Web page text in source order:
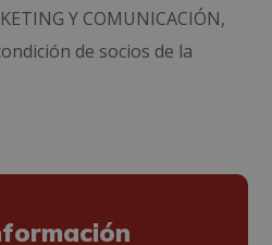
Y COMUNICACIÓN,
de socios de la